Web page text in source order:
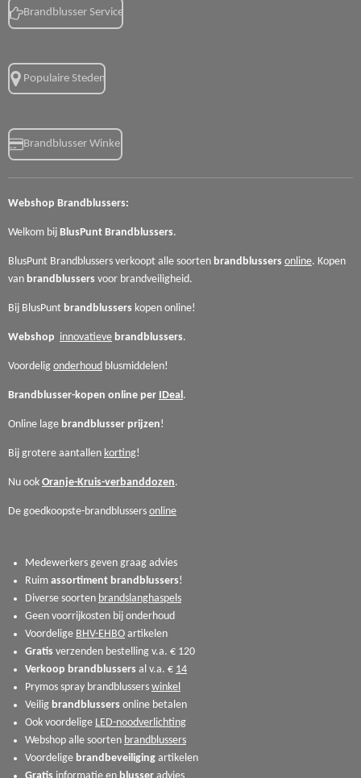
Brandblusser Service
Populaire Steden
Brandblusser Winkel
Webshop Brandblussers:
Welkom bij BlusPunt Brandblussers.
BlusPunt Brandblussers verkoopt alle soorten brandblussers online. Kopen
van brandblussers voor brandveiligheid.
Bij BlusPunt brandblussers kopen online!
Webshop innovatieve brandblussers.
Voordelig onderhoud blusmiddelen!
Brandblusser-kopen online per IDeal .
Online lage brandblusser prijzen!
Bij grotere aantallen korting!
Nu ook Oranje-Kruis-verbanddozen.
De goedkoopste-brandblussers online
Medewerkers geven graag advies
Ruim assortiment brandblussers!
Diverse soorten brandslanghaspels
Geen voorrijkosten bij onderhoud
Voordelige BHV-EHBO artikelen
Gratis verzenden bestelling v.a. € 120
Verkoop brandblussers al v.a. € 14
Prymos spray brandblussers winkel
Veilig brandblussers online betalen
Ook voordelige LED-noodverlichting
Webshop alle soorten brandblussers
Voordelige brandbeveiliging artikelen